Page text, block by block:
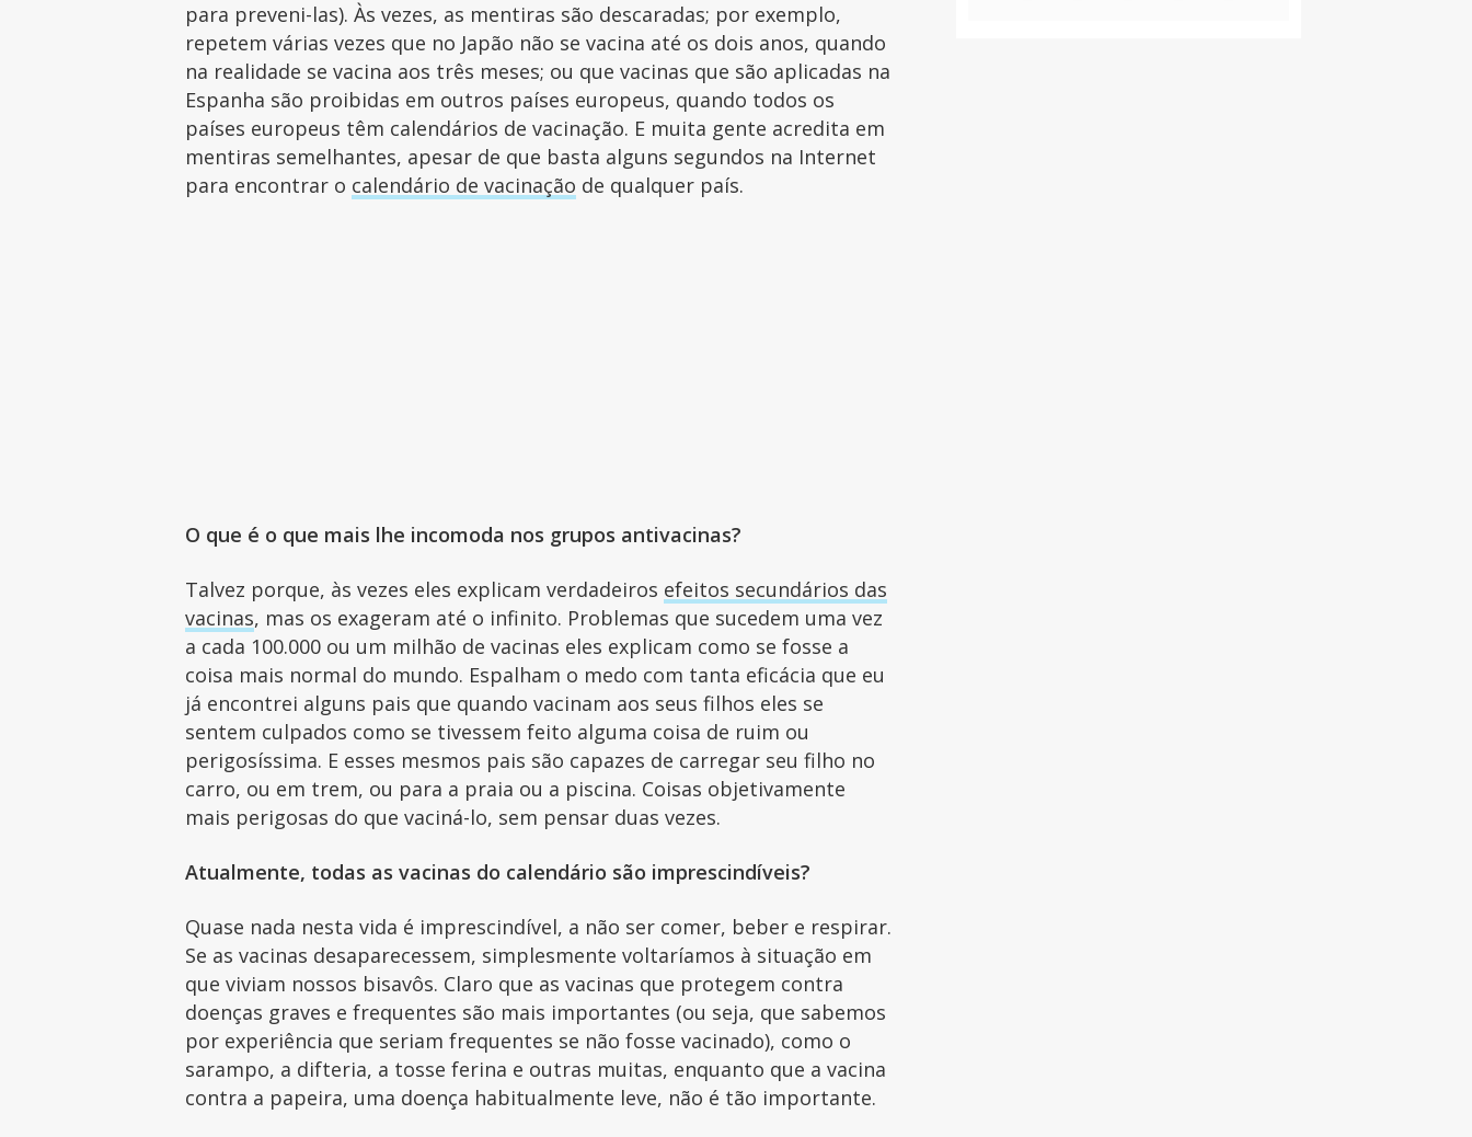
para preveni-las). Às vezes, as mentiras são descaradas; por exemplo,
repetem várias vezes que no Japão não se vacina até os dois anos, quando
na realidade se vacina aos três meses; ou que vacinas que são aplicadas na
Espanha são proibidas em outros países europeus, quando todos os
países europeus têm calendários de vacinação. E muita gente acredita em
mentiras semelhantes, apesar de que basta alguns segundos na Internet
para encontrar o calendário de vacinação de qualquer país.
O que é o que mais lhe incomoda nos grupos antivacinas?
Talvez porque, às vezes eles explicam verdadeiros efeitos secundários das
vacinas, mas os exageram até o infinito. Problemas que sucedem uma vez
a cada 100.000 ou um milhão de vacinas eles explicam como se fosse a
coisa mais normal do mundo. Espalham o medo com tanta eficácia que eu
já encontrei alguns pais que quando vacinam aos seus filhos eles se
sentem culpados como se tivessem feito alguma coisa de ruim ou
perigosíssima. E esses mesmos pais são capazes de carregar seu filho no
carro, ou em trem, ou para a praia ou a piscina. Coisas objetivamente
mais perigosas do que vaciná-lo, sem pensar duas vezes.
Atualmente, todas as vacinas do calendário são imprescindíveis?
Quase nada nesta vida é imprescindível, a não ser comer, beber e respirar.
Se as vacinas desaparecessem, simplesmente voltaríamos à situação em
que viviam nossos bisavôs. Claro que as vacinas que protegem contra
doenças graves e frequentes são mais importantes (ou seja, que sabemos
por experiência que seriam frequentes se não fosse vacinado), como o
sarampo, a difteria, a tosse ferina e outras muitas, enquanto que a vacina
contra a papeira, uma doença habitualmente leve, não é tão importante.